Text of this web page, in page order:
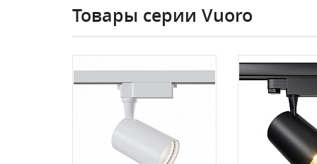
Товары серии Vuoro